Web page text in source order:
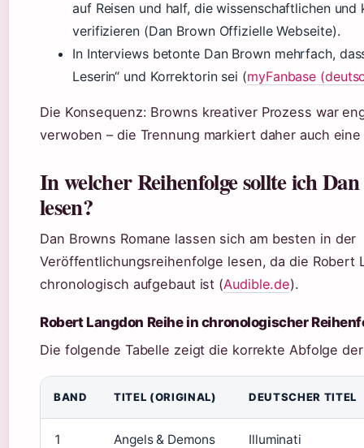
auf Reisen und half, die wissenschaftlichen
verifizieren (Dan Brown Offizielle Webseite).
In Interviews betonte Dan Brown mehrfach,
Leserin“ und Korrektorin sei (myFanbase
Die Konsequenz: Browns kreativer Prozess war
verwoben – die Trennung markiert daher auch
In welcher Reihenfolge sollte ich
lesen?
Dan Browns Romane lassen sich am besten in der
Veröffentlichungsreihenfolge lesen, da die Robert
chronologisch aufgebaut ist (Audible.de).
Robert Langdon Reihe in chronologischer
Die folgende Tabelle zeigt die korrekte Abfolge
BAND TITEL (ORIGINAL) DEUTSCHER TITEL
1 Angels & Demons Illuminati